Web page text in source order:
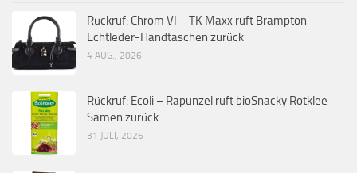
Rückruf: Chrom VI – TK Maxx ruft Brampton
Echtleder-Handtaschen zurück
4 AUG., 2026
Rückruf: Ecoli – Rapunzel ruft bioSnacky Rotklee
Samen zurück
31 JULI, 2026